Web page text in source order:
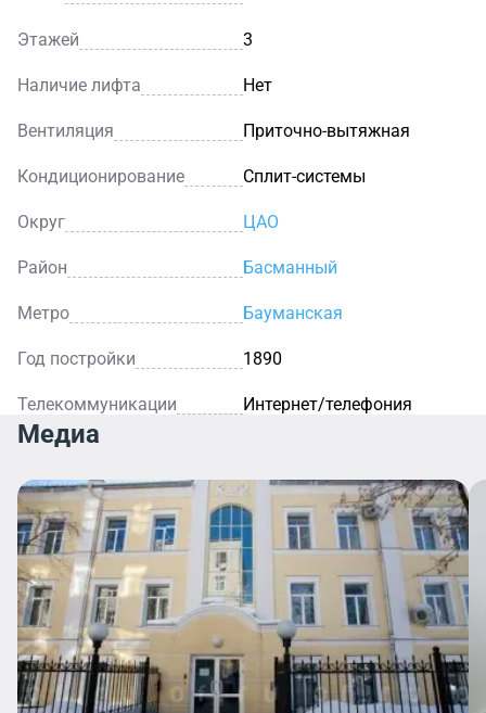
Этажей 3
Наличие лифта Нет
Вентиляция Приточно-вытяжная
Кондиционирование Сплит-системы
Округ ЦАО
Район Басманный
Метро Бауманская
Год постройки 1890
Телекоммуникации Интернет/телефония
Медиа